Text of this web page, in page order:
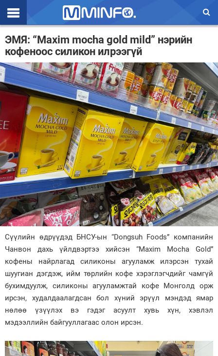
Эхлэл
Цаг агаар
Валют ханш
Улс төр
Эдийн засаг
Үзэл бодол
Спорт
Нийгэм
Дэлхий
Энтертайнмэнт
Зурхай
ЭМЯ: “Maxim mocha gold mild” нэрийн
кофеноос силикон илрээгүй
Сүүлийн өдрүүдэд БНСУ-ын “Dongsuh Foods” компанийн
Чанвон дахь үйлдвэртээ хийсэн “Maxim Mocha Gold”
кофены найрлагад силиконы агууламж илэрсэн тухай
шуугиан дэгдэж, ийм төрлийн кофе хэрэглэгчдийг чамгүй
бухимдуулж, силиконы агууламжтай кофе Монголд орж
ирсэн, худалдаалагдсан бол хүний эрүүл мэндэд ямар
нөлөө үзүүлэх вэ гэдэг асуулт хувь хүн, хэвлэл
мэдээллийн байгууллагаас олон ирсэн.